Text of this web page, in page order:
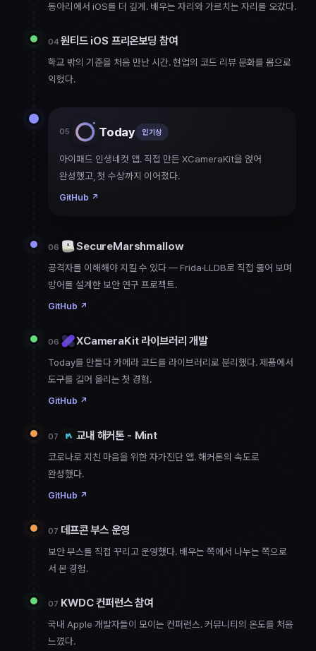
동아리에서 iOS를 더 깊게. 배우는 자리와 가르치는 자리를 오갔다.
04 원티드 iOS 프리온보딩 참여
학교 밖의 기준을 처음 만난 시간. 현업의 코드 리뷰 문화를 몸으로
익혔다.
05 Today 인기상
아이패드 인생네컷 앱. 직접 만든 XCameraKit을 얹어
완성했고, 첫 수상까지 이어졌다.
GitHub ↗
06 SecureMarshmallow
공격자를 이해해야 지킬 수 있다 — Frida·LLDB로 직접 뚫어 보며
방어를 설계한 보안 연구 프로젝트.
GitHub ↗
06 XCameraKit 라이브러리 개발
Today를 만들다 카메라 코드를 라이브러리로 분리했다. 제품에서
도구를 길어 올리는 첫 경험.
GitHub ↗
07 교내 해커톤 - Mint
코로나로 지친 마음을 위한 자가진단 앱. 해커톤의 속도로
완성했다.
GitHub ↗
07 데프콘 부스 운영
보안 부스를 직접 꾸리고 운영했다. 배우는 쪽에서 나누는 쪽으로
서 본 경험.
07 KWDC 컨퍼런스 참여
국내 Apple 개발자들이 모이는 컨퍼런스. 커뮤니티의 온도를 처음
느꼈다.